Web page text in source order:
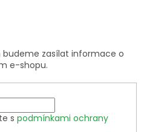
zasílat informace o
e-shopu.
s podmínkami ochrany